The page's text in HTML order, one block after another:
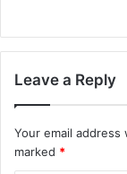
Leave a Reply
Your email
marked *